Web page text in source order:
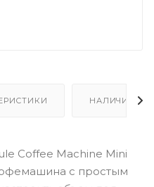
НАЛИЧИЕ
Coffee Machine Mini
с простым